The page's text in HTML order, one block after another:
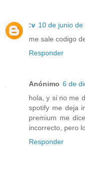
:v 10 de junio de
me sale codigo
Responder
Anónimo 6 de
hola, y si no me
spotify me deja
premium me
incorrecto, pero
Responder